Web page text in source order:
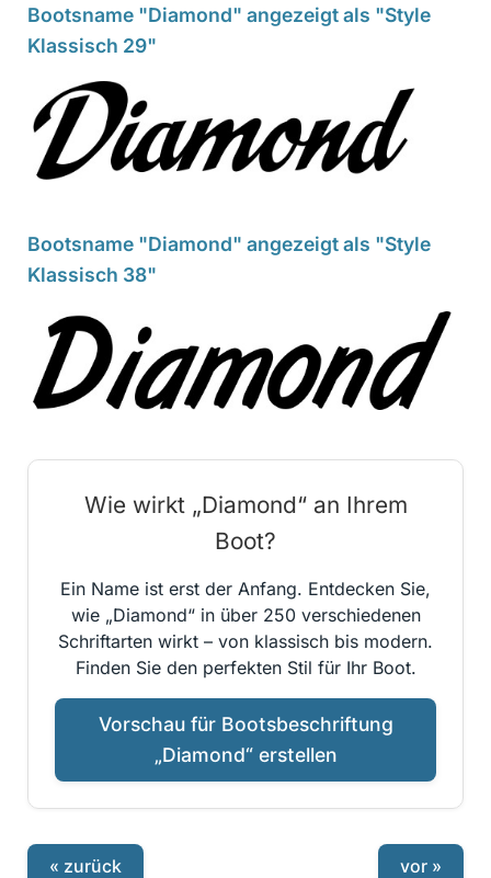
Bootsname "Diamond" angezeigt als "Style
Klassisch 29"
Bootsname "Diamond" angezeigt als "Style
Klassisch 38"
Wie wirkt „Diamond“ an Ihrem
Boot?
Ein Name ist erst der Anfang. Entdecken Sie,
wie „Diamond“ in über 250 verschiedenen
Schriftarten wirkt – von klassisch bis modern.
Finden Sie den perfekten Stil für Ihr Boot.
Vorschau für Bootsbeschriftung
„Diamond“ erstellen
« zurück vor »